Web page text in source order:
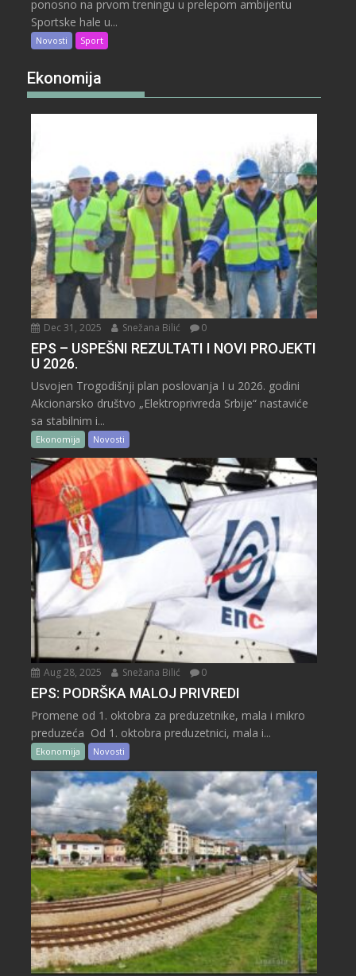
ponosno na prvom treningu u prelepom ambijentu
Sportske hale u...
Novosti Sport
Ekonomija
Dec 31, 2025 Snežana Bilić 0
EPS – USPEŠNI REZULTATI I NOVI PROJEKTI
U 2026.
Usvojen Trogodišnji plan poslovanja I u 2026. godini
Akcionarsko društvo „Elektroprivreda Srbije“ nastaviće
sa stabilnim i...
Ekonomija Novosti
Aug 28, 2025 Snežana Bilić 0
EPS: PODRŠKA MALOJ PRIVREDI
Promene od 1. oktobra za preduzetnike, mala i mikro
preduzeća Od 1. oktobra preduzetnici, mala i...
Ekonomija Novosti